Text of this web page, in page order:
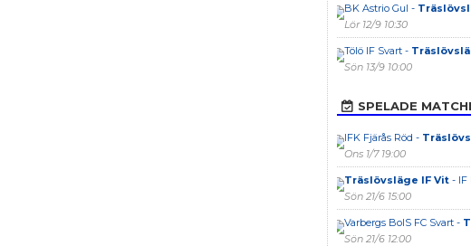
BK Astrio Gul -
Lör 12/9 10:30
Tölö IF Svart -
Sön 13/9 10:00
SPELADE
IFK Fjärås Röd -
Ons 1/7 19:00
Träslövsläge IF Vit- IF
Sön 21/6 15:00
Varbergs BoIS FC Svart -
Sön 21/6 12:00